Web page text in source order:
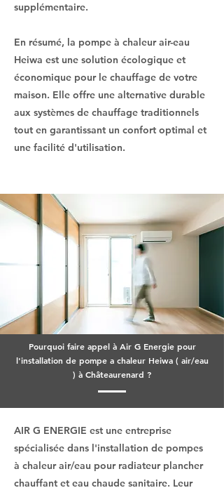
supplémentaire.
En résumé, la pompe à chaleur air-eau
Heiwa est une solution écologique et
économique pour le chauffage de votre
maison. Elle offre une alternative durable
aux systèmes de chauffage traditionnels
tout en garantissant un confort optimal et
une facilité d'utilisation.
Pourquoi faire appel à Air G Energie pour
l'installation de pompe a chaleur Heiwa ( air/eau
) à Châteaurenard ?
AIR G ENERGIE est une entreprise
spécialisée dans l'installation de pompes
à chaleur air/eau pour radiateur plancher
chauffant et eau chaude sanitaire. Leur